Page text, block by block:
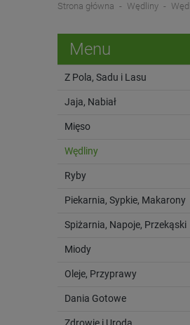
Strona główna Wędliny
Menu
Z Pola, Sadu i Lasu
Jaja, Nabiał
Mięso
Wędliny
Ryby
Piekarnia, Sypkie, Makarony
Spiżarnia, Napoje, Przekąski
Miody
Oleje, Przyprawy
Dania Gotowe